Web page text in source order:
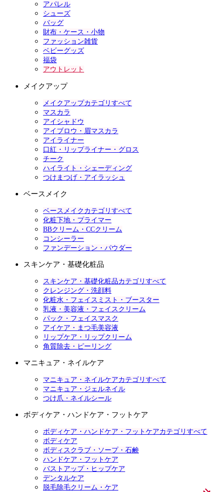
アパレル
シューズ
バッグ
財布・ケース・小物
ファッション雑貨
ベビーグッズ
福袋
アウトレット
メイクアップ
メイクアップカテゴリすべて
マスカラ
アイシャドウ
アイブロウ・眉マスカラ
アイライナー
口紅・リップライナー・グロス
チーク
ハイライト・シェーディング
つけまつげ・アイラッシュ
ベースメイク
ベースメイクカテゴリすべて
化粧下地・プライマー
BBクリーム・CCクリーム
コンシーラー
ファンデーション・パウダー
スキンケア・基礎化粧品
スキンケア・基礎化粧品カテゴリすべて
クレンジング・洗顔料
化粧水・フェイスミスト・ブースター
乳液・美容液・フェイスクリーム
パック・フェイスマスク
アイケア・まつ毛美容液
リップケア・リップクリーム
角質除去・ピーリング
マニキュア・ネイルケア
マニキュア・ネイルケアカテゴリすべて
マニキュア・ジェルネイル
つけ爪・ネイルシール
ボディケア・ハンドケア・フットケア
ボディケア・ハンドケア・フットケアカテゴリすべて
ボディケア
ボディスクラブ・ソープ・石鹸
ハンドケア・フットケア
バストアップ・ヒップケア
デンタルケア
脱毛除毛クリーム・ケア